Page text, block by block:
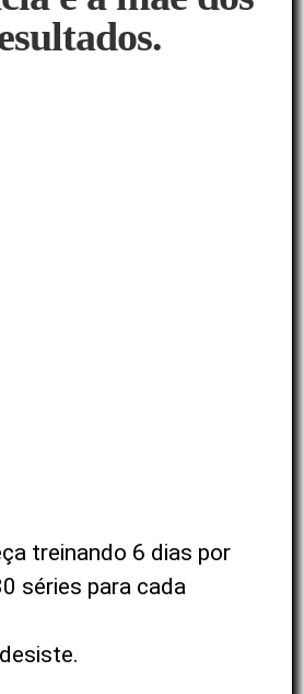
treinando 6 dias por
séries para cada